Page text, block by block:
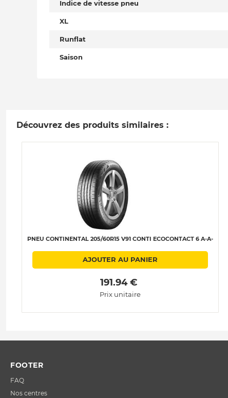
Indice de vitesse pneu
XL
Runflat
Saison
Découvrez des produits similaires :
PNEU CONTINENTAL 205/60R15 V91 CONTI ECOCONTACT 6 A-A-
AJOUTER AU PANIER
191.94 €
Prix unitaire
FOOTER
FAQ
Nos centres